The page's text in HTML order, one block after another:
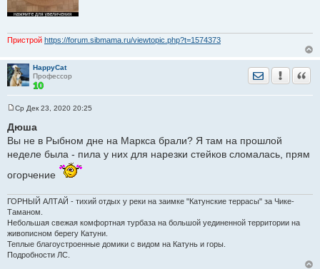
Пристрой https://forum.sibmama.ru/viewtopic.php?t=1574373
HappyCat
Профессор
Отправить
о
б
е
и
Ср Дек 23, 2020 20:25
Дюша
Вы не в Рыбном дне на Маркса брали? Я там на прошлой
неделе была - пила у них для нарезки стейков сломалась, прям
огорчение
ГОРНЫЙ АЛТАЙ - тихий отдых у реки на заимке "Катунские террасы" за Чике-
Таманом.
Небольшая свежая комфортная турбаза на большой уединенной территории на
живописном берегу Катуни.
Теплые благоустроенные домики с видом на Катунь и горы.
Подробности ЛС.